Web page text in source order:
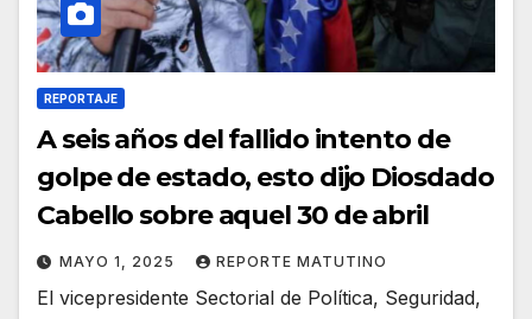
REPORTAJE
A seis años del fallido intento de
golpe de estado, esto dijo Diosdado
Cabello sobre aquel 30 de abril
MAYO 1, 2025 REPORTE MATUTINO
El vicepresidente Sectorial de Política, Seguridad,